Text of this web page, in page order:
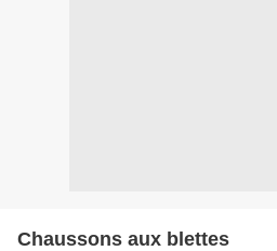
Chaussons aux blettes